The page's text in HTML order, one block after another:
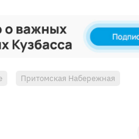
Притомская Набережная